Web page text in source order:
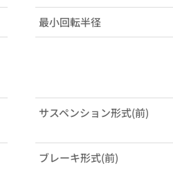
最小回転半径
サスペンション形式(前)
ブレーキ形式(前)